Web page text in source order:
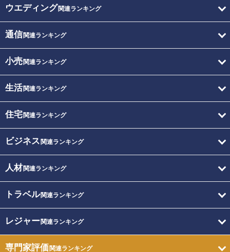
ウエディング関連ランキング
通信関連ランキング
小売関連ランキング
生活関連ランキング
住宅関連ランキング
ビジネス 関連ランキング
人材関連ランキング
トラベル関連ランキング
レジャー関連ランキング
専門家評価関連ランキング